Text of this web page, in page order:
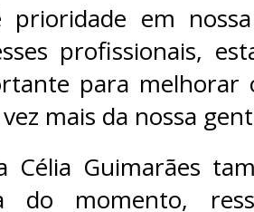
prioridade em
profissionais,
para melhorar
mais da nossa
Célia Guimarães
do momento,